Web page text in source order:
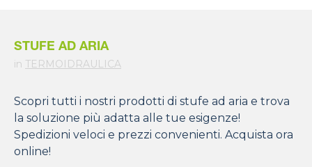
STUFE AD ARIA
in TERMOIDRAULICA
Scopri tutti i nostri prodotti di stufe ad aria e trova
la soluzione più adatta alle tue esigenze!
Spedizioni veloci e prezzi convenienti. Acquista ora
online!